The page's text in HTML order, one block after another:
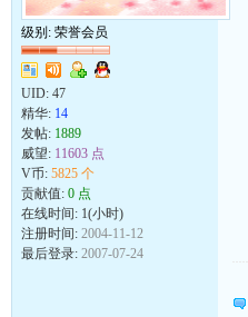
级别: 荣誉会员
UID: 47
精华: 14
发帖: 1889
威望: 11603 点
V币: 5825 个
贡献值: 0 点
在线时间: 1(小时)
注册时间: 2004-11-12
最后登录: 2007-07-24